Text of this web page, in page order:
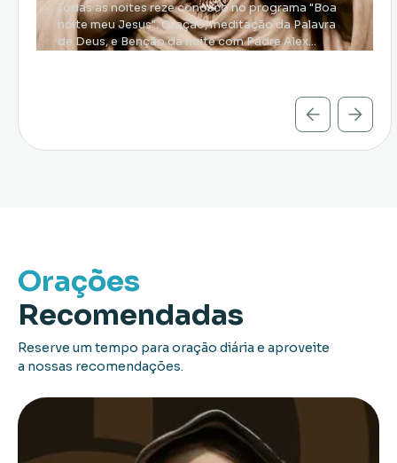
Todas as noites reze conosco no programa "Boa
noite meu Jesus". Oração, meditação da Palavra
de Deus, e Benção da noite com Padre Alex
Orações
Recomendadas
Reserve um tempo para oração diária e aproveite
a nossas recomendações.